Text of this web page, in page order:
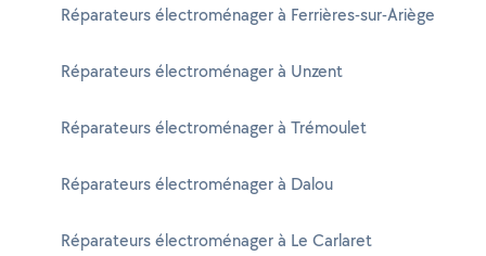
Réparateurs électroménager à Ferrières-sur-Ariège
Réparateurs électroménager à Unzent
Réparateurs électroménager à Trémoulet
Réparateurs électroménager à Dalou
Réparateurs électroménager à Le Carlaret